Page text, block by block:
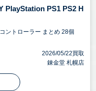
PlayStation PS1 PS2 H
ントローラー まとめ 28個
2026/05/22買取
錬金堂 札幌店